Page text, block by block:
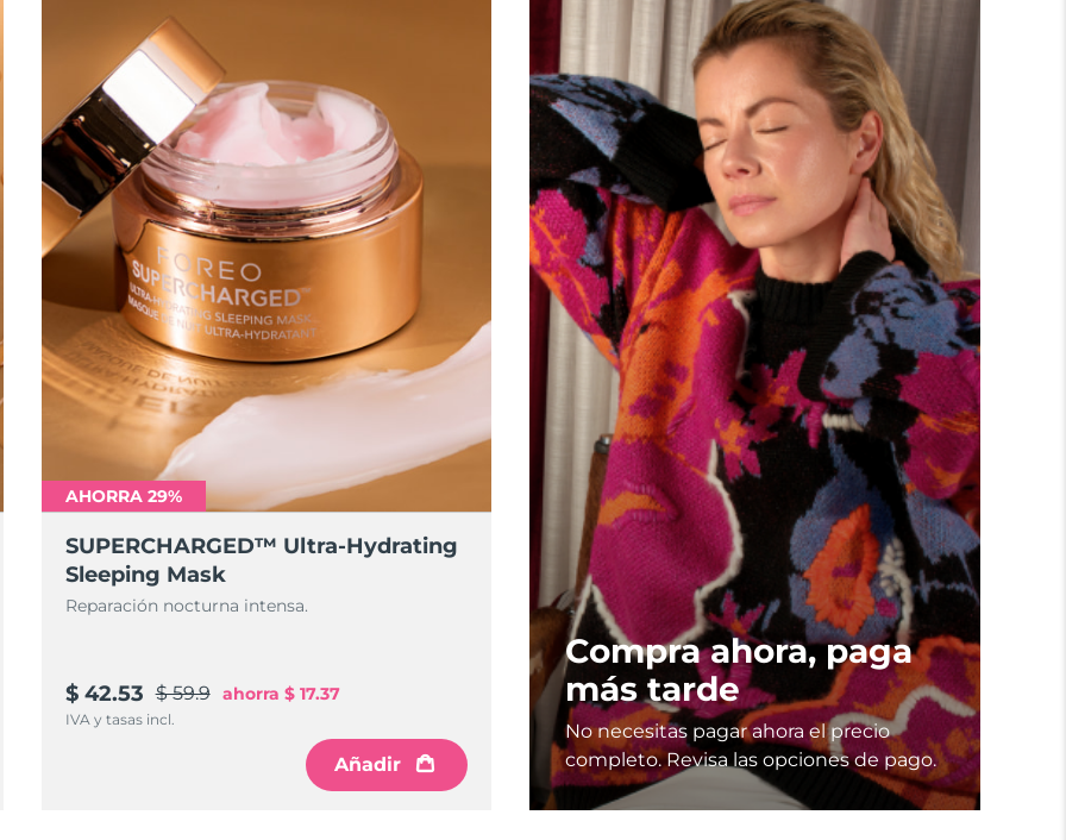
AHORRA 29%
SUPERCHARGED™ Ultra-Hydrating
Sleeping Mask
Reparación nocturna intensa.
$ 42.53 $ 59.9 ahorra $ 17.37
IVA y tasas incl.
Añadir
Compra ahora, paga
más tarde
No necesitas pagar ahora el precio
completo. Revisa las opciones de pago.